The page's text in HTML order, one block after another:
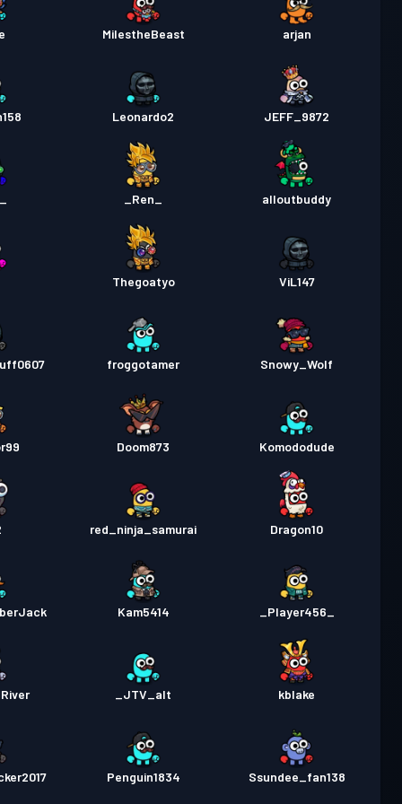
MiIestheBeast arjan
Leonardo2 JEFF_9872
_Ren_ alloutbuddy
Thegoatyo ViL147
froggotamer Snowy_Wolf
Doom873 Komododude
red_ninja_samurai Dragon10
Kam5414 _Player456_
_JTV_alt kblake
Penguin1834 Ssundee_fan138